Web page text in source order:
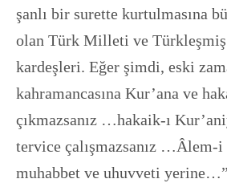
şanlı bir surette kurtulmasına
olan Türk Milleti ve Türkleşmiş
kardeşleri. Eğer şimdi, eski
kahramancasına Kur’ana ve
çıkmazsanız …hakaik-ı
tervice çalışmazsanız …Âlem-i
muhabbet ve uhuvveti